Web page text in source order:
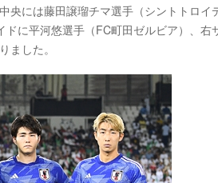
央には藤田譲瑠チマ選手（シントトロイ
に平河悠選手（FC町田ゼルビア）、右
ました。